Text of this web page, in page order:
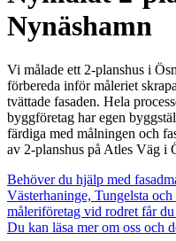
Nynäshamn
Vi målade ett 2-planshus i
förbereda inför måleriet
tvättade fasaden. Hela
byggföretag har egen
färdiga med målningen och
av 2-planshus på Atles Väg i
Behöver du hjälp med
Västerhaninge, Tungelsta
måleriföretag vid rodret får
Du kan läsa mer om oss och